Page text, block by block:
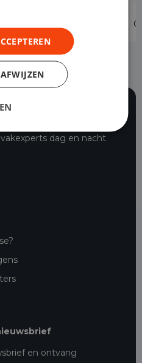
dag en nacht
en ontvang